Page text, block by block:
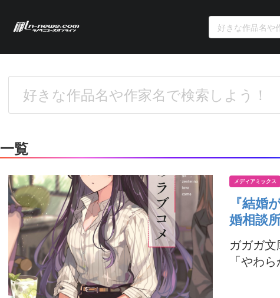
一覧
メディアミックス
『結
婚相談
ガガガ文
「やわ